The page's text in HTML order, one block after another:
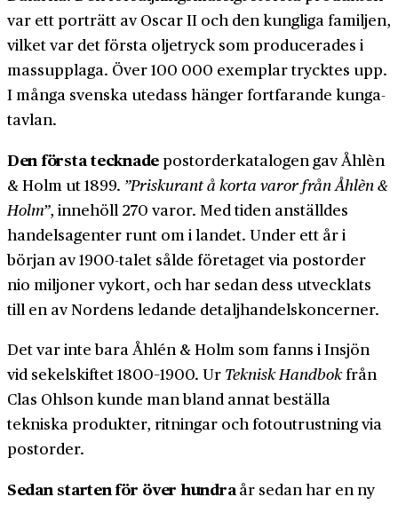
var ett porträtt av Oscar II och den kungliga familjen,
vilket var det första olje­tryck som producerades i
mass­upplaga. Över 100 000 exemplar trycktes upp.
I många svenska ute­dass hänger fort­farande kunga­
tavlan.
Den första tecknade post­order­katalogen gav Åhlèn
& Holm ut 1899. ”Pris­kurant å korta varor från Åhlèn &
Holm”, innehöll 270 varor. Med tiden anställdes
handels­agenter runt om i landet. Under ett år i
början av 1900-talet sålde företaget via post­order
nio miljoner vykort, och har sedan dess utvecklats
till en av Nordens ledande detalj­handels­koncerner.
Det var inte bara Åhlén & Holm som fanns i Insjön
vid sekel­skiftet 1800–1900. Ur Teknisk Hand­bokfrån
Clas Ohlson kunde man bland annat beställa
tekniska produkter, ritningar och foto­utrustning via
post­order.
Sedan starten för över hundraår sedan har en ny